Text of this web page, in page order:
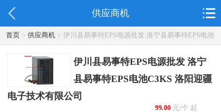
供应商机
首页> 供应商机> 伊川县易事特EPS电源批发 洛宁县易事特EPS电池
C3KS 洛阳迎疆电子技术有限公司
伊川县易事特EPS电源批发 洛宁
县易事特EPS电池C3KS 洛阳迎疆
电子技术有限公司
99.00元/个 起